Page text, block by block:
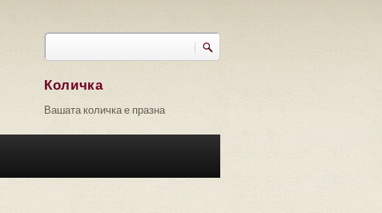
Търси
Количка
Вашата количка е празна